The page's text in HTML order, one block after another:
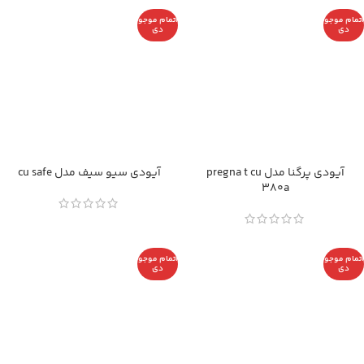
اتمام موجو
دی
آیودی پرگنا مدل pregna t cu
380a
اتمام موجو
دی
آیودی سیو سیف مدل cu safe
اتمام موجو
دی
اتمام موجو
دی